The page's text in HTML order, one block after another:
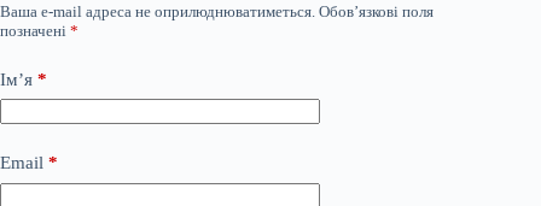
Ваша e-mail адреса не оприлюднюватиметься. Обов’язкові поля
позначені *
Ім’я *
Email *